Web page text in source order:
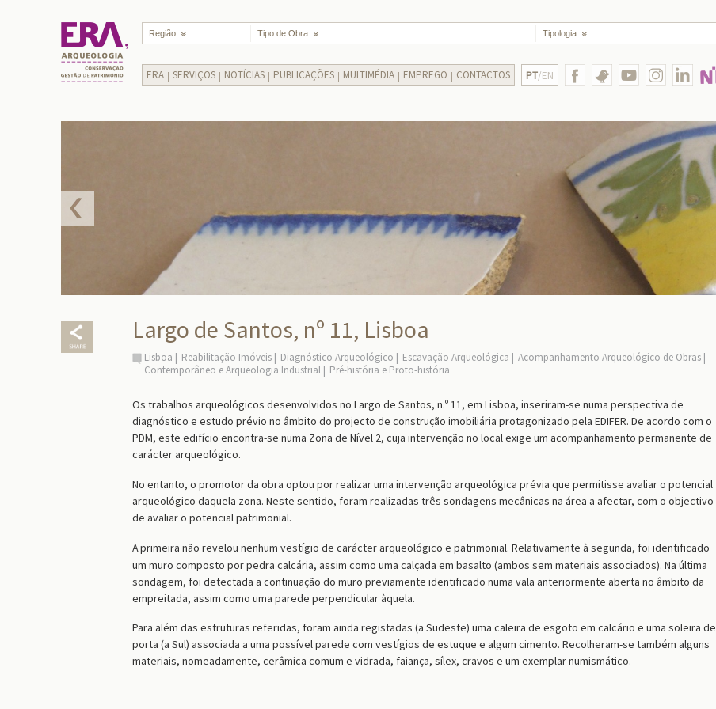
Região Tipo de Obra Tipologia
ERA SERVIÇOS NOTÍCIAS PUBLICAÇÕES MULTIMÉDIA EMPREGO CONTACTOS PT/EN
Largo de Santos, nº 11, Lisboa
Lisboa Reabilitação Imóveis Diagnóstico Arqueológico Escavação Arqueológica
Acompanhamento Arqueológico de Obras
Contemporâneo e Arqueologia Industrial
Pré-história e Proto-história
Os trabalhos arqueológicos desenvolvidos no Largo de Santos, n.º 11, em Lisboa, inseriram-se numa perspectiva de
diagnóstico e estudo prévio no âmbito do projecto de construção imobiliária protagonizado pela EDIFER. De acordo com o
PDM, este edifício encontra-se numa Zona de Nível 2, cuja intervenção no local exige um acompanhamento permanente de
carácter arqueológico.
No entanto, o promotor da obra optou por realizar uma intervenção arqueológica prévia que permitisse avaliar o potencial
arqueológico daquela zona. Neste sentido, foram realizadas três sondagens mecânicas na área a afectar, com o objectivo
de avaliar o potencial patrimonial.
Aprimeira não revelou nenhum vestígio de carácter arqueológico e patrimonial. Relativamente à segunda, foi identificado
um muro composto por pedra calcária, assim como uma calçada em basalto (ambos sem materiais associados). Na última
sondagem, foi detectada a continuação do muro previamente identificado numa vala anteriormente aberta no âmbito da
empreitada, assim como uma parede perpendicular àquela.
Para além das estruturas referidas, foram ainda registadas (a Sudeste) uma caleira de esgoto em calcário e uma soleira de
porta (a Sul) associada a uma possível parede com vestígios de estuque e algum cimento. Recolheram-se também alguns
materiais, nomeadamente, cerâmica comum e vidrada, faiança, sílex, cravos e um exemplar numismático.